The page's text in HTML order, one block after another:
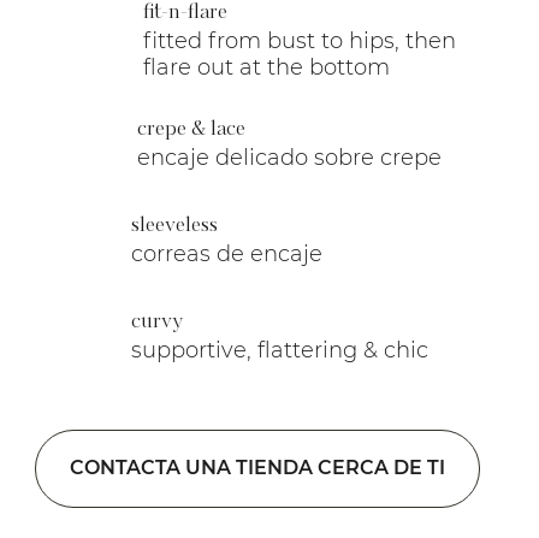
fit-n-flare
fitted from bust to hips, then
flare out at the bottom
crepe & lace
encaje delicado sobre crepe
sleeveless
correas de encaje
curvy
supportive, flattering & chic
CONTACTA UNA TIENDA CERCA DE TI